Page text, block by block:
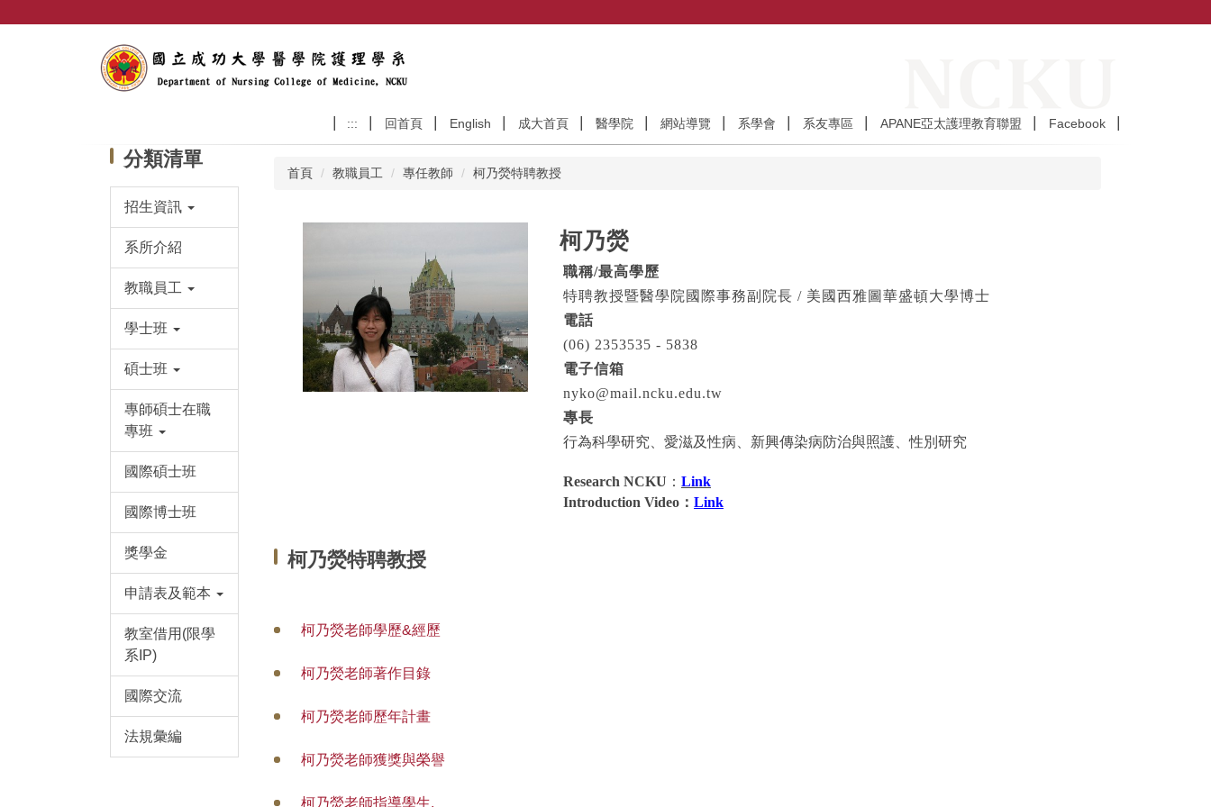
::: 回首頁 English 成大首頁 醫學院 網站導覽 系學會 系友專區 APANE亞太護理教育聯盟 Facebook
分類清單
招生資訊
系所介紹
教職員工
學士班
碩士班
專師碩士在職
專班
國際碩士班
國際博士班
獎學金
申請表及範本
教室借用(限學
系IP)
國際交流
法規彙編
首頁 教職員工 專任教師 柯乃熒特聘教授
柯乃熒
職稱/最高學歷
特聘教授暨醫學院國際事務副院長 / 美國西雅圖華盛頓大學博士
電話
(06) 2353535 - 5838
電子信箱
nyko@mail.ncku.edu.tw
專長
行為科學研究、愛滋及性病、新興傳染病防治與照護、性別研究
Research NCKU ： Link
Introduction Video： Link
柯乃熒特聘教授
柯乃熒老師學歷&經歷
柯乃熒老師著作目錄
柯乃熒老師歷年計畫
柯乃熒老師獲獎與榮譽
柯乃熒老師指導學生.